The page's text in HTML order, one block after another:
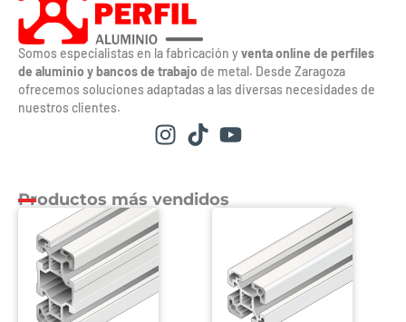
Somos especialistas en la fabricación yventa online de perfiles
de aluminio y bancos de trabajo de metal. Desde Zaragoza
ofrecemos soluciones adaptadas a las diversas necesidades de
nuestros clientes.
Productos más vendidos